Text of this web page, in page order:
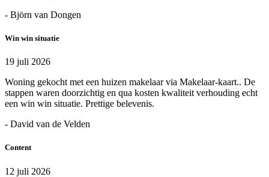
- Björn van Dongen
Win win situatie
19 juli 2026
Woning gekocht met een huizen makelaar via Makelaar-kaart.. De
stappen waren doorzichtig en qua kosten kwaliteit verhouding echt
een win win situatie. Prettige belevenis.
- David van de Velden
Content
12 juli 2026